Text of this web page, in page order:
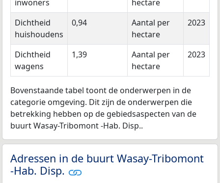
inwoners
hectare
Dichtheid
huishoudens
0,94
Aantal per
hectare
2023
Dichtheid
wagens
1,39
Aantal per
hectare
2023
Bovenstaande tabel toont de onderwerpen in de
categorie omgeving. Dit zijn de onderwerpen die
betrekking hebben op de gebiedsaspecten van de
buurt Wasay-Tribomont -Hab. Disp..
Adressen in de buurt Wasay-Tribomont
-Hab. Disp.